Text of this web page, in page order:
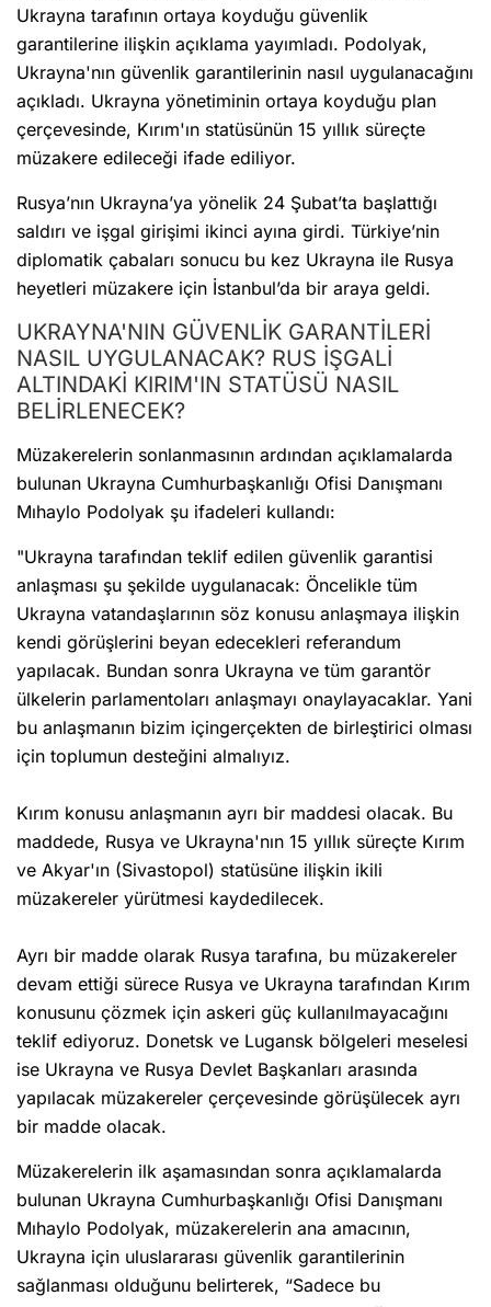
Ukrayna tarafının ortaya koyduğu güvenlik
garantilerine ilişkin açıklama yayımladı. Podolyak,
Ukrayna'nın güvenlik garantilerinin nasıl uygulanacağını
açıkladı. Ukrayna yönetiminin ortaya koyduğu plan
çerçevesinde, Kırım'ın statüsünün 15 yıllık süreçte
müzakere edileceği ifade ediliyor.
Rusya’nın Ukrayna’ya yönelik 24 Şubat’ta başlattığı
saldırı ve işgal girişimi ikinci ayına girdi. Türkiye’nin
diplomatik çabaları sonucu bu kez Ukrayna ile Rusya
heyetleri müzakere için İstanbul’da bir araya geldi.
UKRAYNA'NIN GÜVENLİK GARANTİLERİ
NASIL UYGULANACAK? RUS İŞGALİ
ALTINDAKİ KIRIM'IN STATÜSÜ NASIL
BELİRLENECEK?
Müzakerelerin sonlanmasının ardından açıklamalarda
bulunan Ukrayna Cumhurbaşkanlığı Ofisi Danışmanı
Mıhaylo Podolyak şu ifadeleri kullandı:
"Ukrayna tarafından teklif edilen güvenlik garantisi
anlaşması şu şekilde uygulanacak: Öncelikle tüm
Ukrayna vatandaşlarının söz konusu anlaşmaya ilişkin
kendi görüşlerini beyan edecekleri referandum
yapılacak. Bundan sonra Ukrayna ve tüm garantör
ülkelerin parlamentoları anlaşmayı onaylayacaklar. Yani
bu anlaşmanın bizim içingerçekten de birleştirici olması
için toplumun desteğini almalıyız.
Kırım konusu anlaşmanın ayrı bir maddesi olacak. Bu
maddede, Rusya ve Ukrayna'nın 15 yıllık süreçte Kırım
ve Akyar'ın (Sivastopol) statüsüne ilişkin ikili
müzakereler yürütmesi kaydedilecek.
Ayrı bir madde olarak Rusya tarafına, bu müzakereler
devam ettiği sürece Rusya ve Ukrayna tarafından Kırım
konusunu çözmek için askeri güç kullanılmayacağını
teklif ediyoruz. Donetsk ve Lugansk bölgeleri meselesi
ise Ukrayna ve Rusya Devlet Başkanları arasında
yapılacak müzakereler çerçevesinde görüşülecek ayrı
bir madde olacak.
Müzakerelerin ilk aşamasından sonra açıklamalarda
bulunan Ukrayna Cumhurbaşkanlığı Ofisi Danışmanı
Mıhaylo Podolyak, müzakerelerin ana amacının,
Ukrayna için uluslararası güvenlik garantilerinin
sağlanması olduğunu belirterek, “Sadece bu